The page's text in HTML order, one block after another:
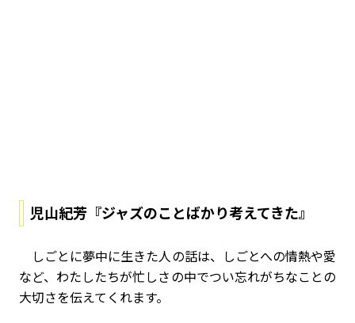
児山紀芳『ジャズのことばかり考えてきた』
しごとに夢中に生きた人の話は、しごとへの情熱や愛
など、わたしたちが忙しさの中でつい忘れがちなことの
大切さを伝えてくれます。